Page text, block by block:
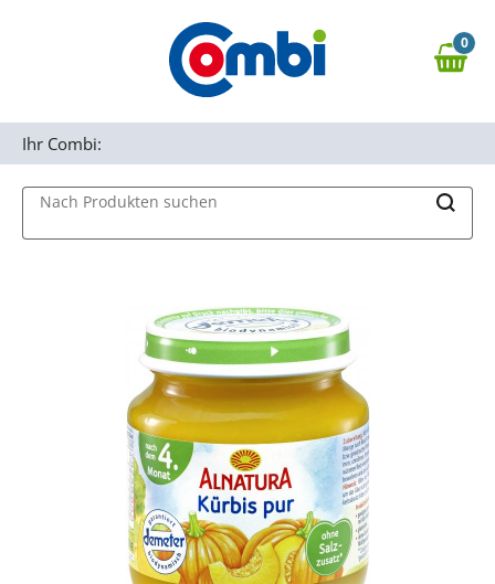
Zur Navigation springen
0,00 €
0
Nach Produkten suchen
Ihr Combi: